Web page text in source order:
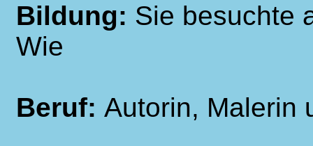
Bildung: Sie besuchte
Wie
Beruf: Autorin, Malerin